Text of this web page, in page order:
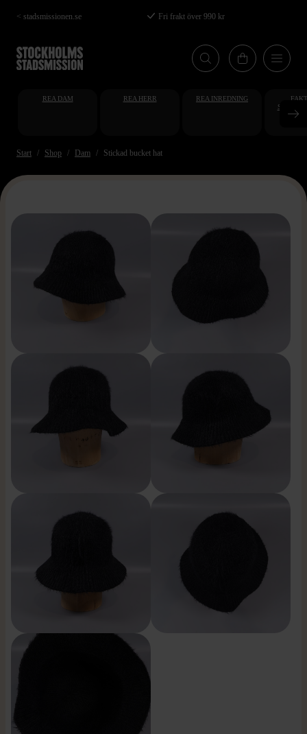
Hoppa
till
huvudinnehåll
< stadsmissionen.se Fri frakt över 990 kr
REA DAM REA HERR REA INREDNING
Start Shop Dam Stickad bucket hat